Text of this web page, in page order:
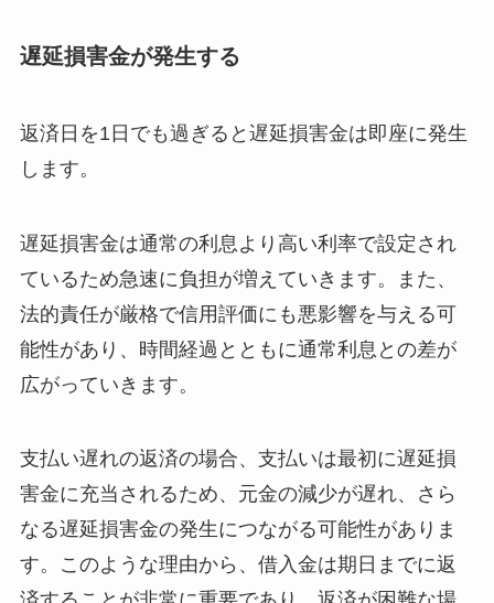
遅延損害金が発生する
返済日を1日でも過ぎると遅延損害金は即座に発生
します。
遅延損害金は通常の利息より高い利率で設定され
ているため急速に負担が増えていきます。また、
法的責任が厳格で信用評価にも悪影響を与える可
能性があり、時間経過とともに通常利息との差が
広がっていきます。
支払い遅れの返済の場合、支払いは最初に遅延損
害金に充当されるため、元金の減少が遅れ、さら
なる遅延損害金の発生につながる可能性がありま
す。このような理由から、借入金は期日までに返